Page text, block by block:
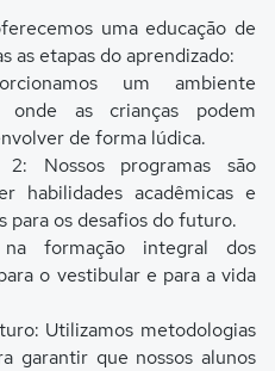
uma educação de
as etapas do aprendizado:
um ambiente
onde as crianças podem
de forma lúdica.
Nossos programas são
habilidades acadêmicas e
para os desafios do futuro.
formação integral dos
o vestibular e para a vida
Utilizamos metodologias
garantir que nossos alunos